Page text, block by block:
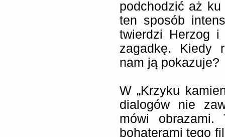
podchodzić aż
ten sposób
twierdzi Herzog
zagadkę. Kiedy
nam ją pokazuje?
W „Krzyku
dialogów nie
mówi
bohaterami tego